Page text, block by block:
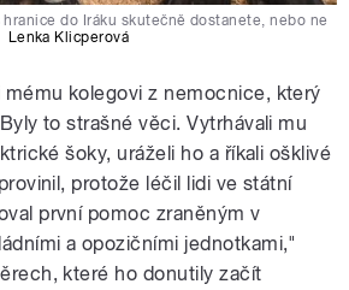
do Iráku skutečně dostanete, nebo ne
Lenka Klicperová
mému kolegovi z nemocnice, který
to strašné věci. Vytrhávali mu
šoky, uráželi ho a říkali ošklivé
protože léčil lidi ve státní
první pomoc zraněným v
a opozičními jednotkami,"
které ho donutily začít